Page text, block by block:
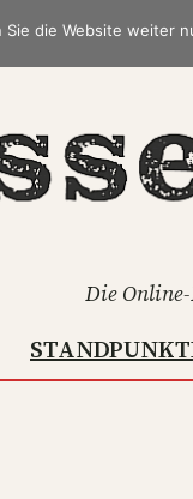
Die
STANDPUNKT
die Website weiter